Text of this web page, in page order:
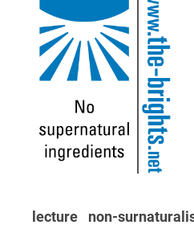
lecture non-